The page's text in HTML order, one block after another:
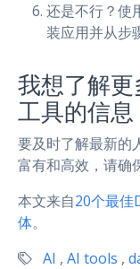
还是不行？使
装应用并从步
我想了解
工具的信息
要及时了解最新的
富有和高效，请确
本文来自20个最佳
体。
AI , AI tools ,